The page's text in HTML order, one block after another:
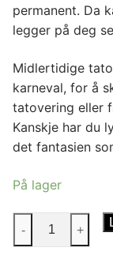
permanent. Da
legger på deg
Midlertidige
karneval, for å
tatovering eller
Kanskje har du
det fantasien
På lager
Tatovering
TidsLøve
- +